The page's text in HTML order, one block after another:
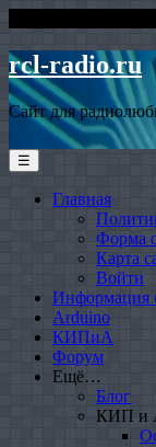
rcl-radio.ru
Сайт для
☰
Главная
Форма
Карта
Войти
Информация
Arduino
КИПиА
Форум
Ещё…
Блог
КИП и